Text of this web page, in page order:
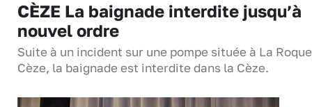
CÈZE La baignade interdite jusqu’à
nouvel ordre
Suite à un incident sur une pompe située à La
Cèze, la baignade est interdite dans la Cèze.